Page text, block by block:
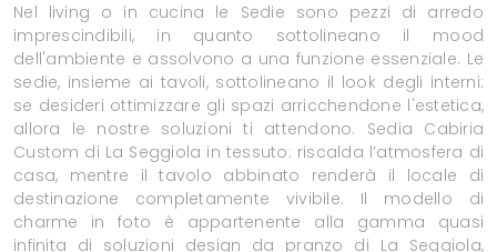
Nel living o in cucina le Sedie sono pezzi di arredo
imprescindibili, in quanto sottolineano il mood
dell'ambiente e assolvono a una funzione essenziale. Le
sedie, insieme ai tavoli, sottolineano il look degli interni:
se desideri ottimizzare gli spazi arricchendone l'estetica,
allora le nostre soluzioni ti attendono. Sedia Cabiria
Custom di La Seggiola in tessuto: riscalda l’atmosfera di
casa, mentre il tavolo abbinato renderà il locale di
destinazione completamente vivibile. Il modello di
charme in foto è appartenente alla gamma quasi
infinita di soluzioni design da pranzo di La Seggiola,